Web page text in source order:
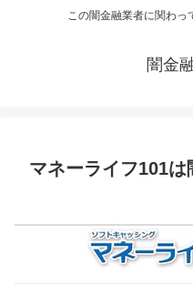
この闇金融業者に関わっ
闇金
マネーライフ101